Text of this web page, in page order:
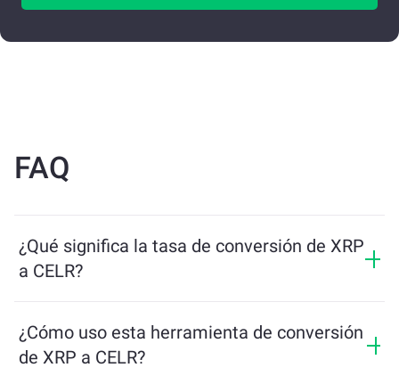
FAQ
¿Qué significa la tasa de conversión de XRP
a CELR?
a cambio de XRP. Esta tasa fluctúa según las
condiciones del mercado, la oferta y la demanda, y la
¿Cómo uso esta herramienta de conversión
de XRP a CELR?